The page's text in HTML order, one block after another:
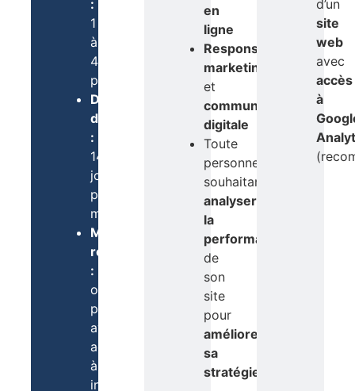
:
1
à
4
participants
Délai
d’inscription
:
14
jours
par
mail
Matériel
requis
:
ordinateur
portable
avec
accès
à
internet
en
ligne
Responsable
marketing
et
communication
digitale
Toute
personne
souhaitant
analyser
la
performance
de
son
site
pour
améliorer
sa
stratégie
d’un
site
web
avec
accès
à